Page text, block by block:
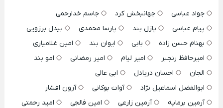
جواد عباسی جهانبخش کرد
جاسم خدارحمی
پیام عباسی
پازل بند پارسا محمدی
بیدل برزویی
بهنام حسن زاده
بابی ایوان بند
امین غلامیاری
امیرحافظ رنجبر
امیر لیام امیر رمضانی
امو بند
الجان
احسان دریادل
ابی عالی
ابوالفضل اسماعیل نژاد
آوات بوکانی
آرون افشار
آرمین برمایه
آرمین زارعی امین فالجی
امید رحمتی